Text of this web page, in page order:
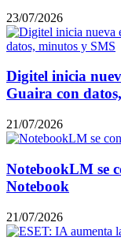
23/07/2026
Digitel inicia
Guaira con
21/07/2026
NotebookLM se
Notebook
21/07/2026